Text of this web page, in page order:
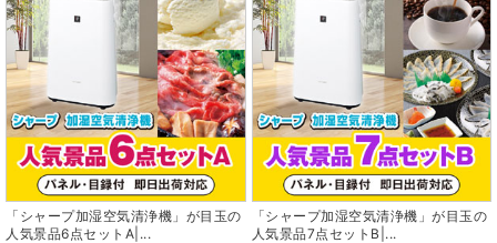
「シャープ加湿空気清浄機」が目玉の
人気景品6点セットA|...
「シャープ加湿空気清浄機」が目玉の
人気景品7点セットB|...